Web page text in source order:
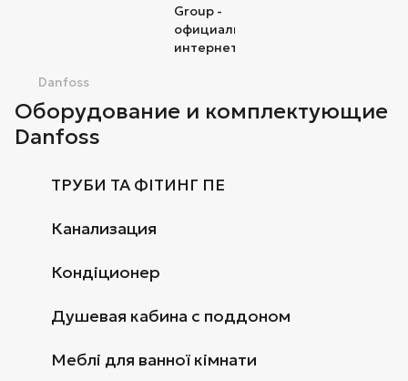
Danfoss
Оборудование и комплектующие
Danfoss
ТРУБИ ТА ФІТИНГ ПЕ
Канализация
Кондіционер
Душевая кабина с поддоном
Меблі для ванної кімнати